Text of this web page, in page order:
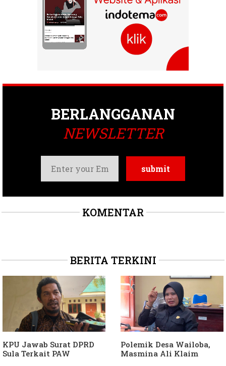
BERLANGGANAN
NEWSLETTER
KOMENTAR
BERITA TERKINI
KPU Jawab Surat DPRD
Sula Terkait PAW
Polemik Desa Wailoba,
Masmina Ali Klaim